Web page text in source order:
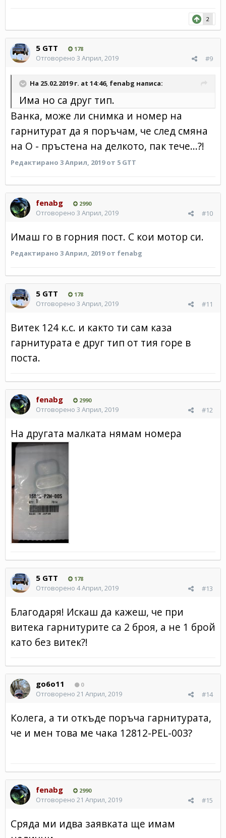
2
5 GTT 178
#9
Отговорено 3 Април, 2019
На 25.02.2019 г. at 14:46, fenabg написа:
Има но са друг тип.
Ванка, може ли снимка и номер на
гарнитурат да я поръчам, че след смяна
на О - пръстена на делкото, пак тече...?!
Редактирано 3 Април, 2019от 5 GTT
fenabg 2990
#10
Отговорено 3 Април, 2019
Имаш го в горния пост. С кои мотор си.
Редактирано 3 Април, 2019от fenabg
5 GTT 178
#11
Отговорено 3 Април, 2019
Витек 124 к.с. и както ти сам каза
гарнитурата е друг тип от тия горе в
поста.
fenabg 2990
#12
Отговорено 3 Април, 2019
На другата малката нямам номера
5 GTT 178
#13
Отговорено 4 Април, 2019
Благодаря! Искаш да кажеш, че при
витека гарнитурите са 2 броя, а не 1 брой
като без витек?!
go6o11 0
#14
Отговорено 21 Април, 2019
Колега, а ти откъде поръча гарнитурата,
че и мен това ме чака 12 812-P EL-00 3?
fenabg 2990
#15
Отговорено 21 Април, 2019
Срядa ми идва заявката ще имам